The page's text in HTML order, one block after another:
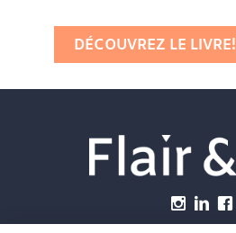
DÉCOUVREZ LE LIVRE!